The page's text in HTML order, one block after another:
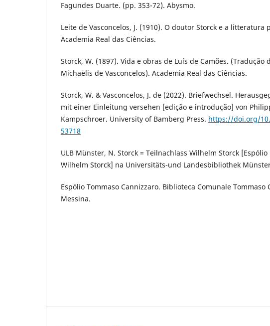
Fagundes Duarte. (pp. 353-72). Abysmo.
Leite de Vasconcelos, J. (1910). O doutor Storck e a litteratura
Academia Real das Ciências.
Storck, W. (1897). Vida e obras de Luís de Camões. (Tradução
Michaëlis de Vasconcelos). Academia Real das Ciências.
Storck, W. & Vasconcelos, J. de (2022). Briefwechsel.
mit einer Einleitung versehen [edição e introdução] von
Kampschroer. University of Bamberg Press. https://doi.org/
53718
ULB Münster, N. Storck = Teilnachlass Wilhelm Storck
Wilhelm Storck] na Universitäts-und Landesbibliothek
Espólio Tommaso Cannizzaro. Biblioteca Comunale Tommaso
Messina.